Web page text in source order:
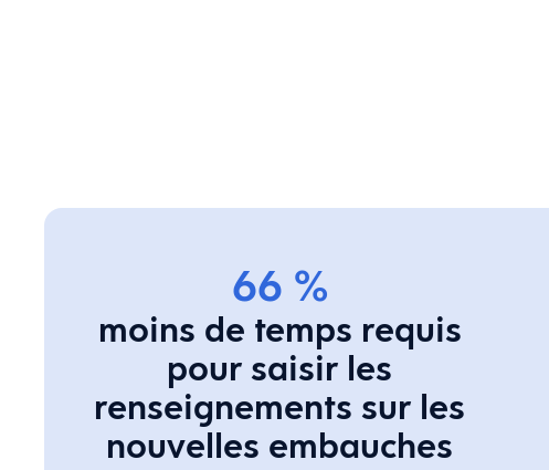
66 %
moins de temps requis
pour saisir les
renseignements sur les
nouvelles embauches